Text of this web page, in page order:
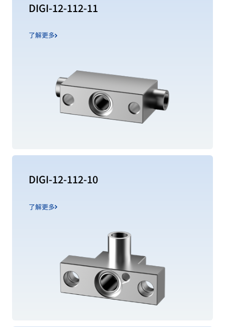
DIGI-12-112-11
了解更多
DIGI-12-112-10
了解更多